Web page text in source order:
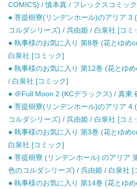
COMICS) / 慎本真 / フレックスコミッ
● 菩提樹寮(リンデンホール)のアリア 3
コルダシリーズ) / 呉由姫 / 白泉社 [コミ
● 執事様のお気に入り 第8巻 (花とゆめ
白泉社 [コミック]
● 執事様のお気に入り 第12巻 (花とゆ
/ 白泉社 [コミック]
● ＠Full Moon 2 (KCデラックス) / 真東
● 菩提樹寮(リンデンホール)のアリア 4
コルダシリーズ) / 呉由姫 / 白泉社 [コミ
● 執事様のお気に入り 第3巻 (花とゆめ
白泉社 [コミック]
● 菩提樹寮 (リンデンホール) のアリア
色のコルダシリーズ) / 呉由姫 / 白泉社 [
● 執事様のお気に入り 第14巻 (花とゆ